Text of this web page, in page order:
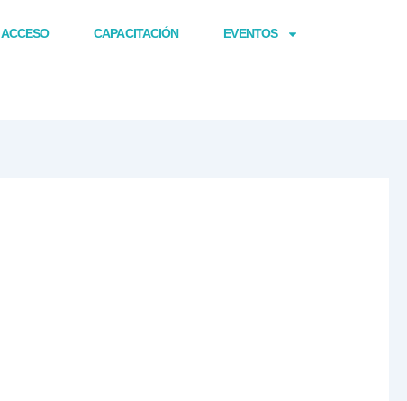
ACCESO CAPACITACIÓN EVENTOS